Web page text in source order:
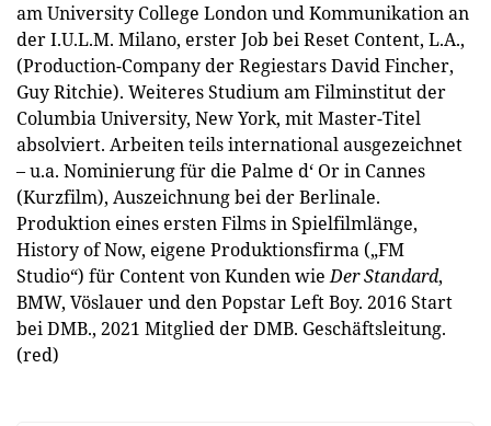
am University College London und Kommunikation an
der I.U.L.M. Milano, erster Job bei Reset Content, L.A.,
(Production-Company der Regiestars David Fincher,
Guy Ritchie). Weiteres Studium am Filminstitut der
Columbia University, New York, mit Master-Titel
absolviert. Arbeiten teils international ausgezeichnet
– u.a. Nominierung für die Palme d‘ Or in Cannes
(Kurzfilm), Auszeichnung bei der Berlinale.
Produktion eines ersten Films in Spielfilmlänge,
History of Now, eigene Produktionsfirma („FM
Studio“) für Content von Kunden wieDer Standard,
BMW, Vöslauer und den Popstar Left Boy. 2016 Start
bei DMB., 2021 Mitglied der DMB. Geschäftsleitung.
(red)